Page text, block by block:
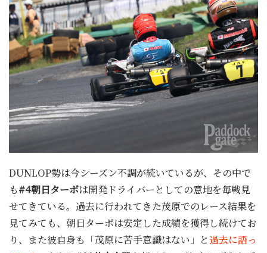
DUNLOP勢は今シーズン不調が続いているが、その中で
も#4朝日ターボは開発ドライバーとしての意地を毎戦見
せてきている。過去に行われてきた茂原でのレース結果を
見てみても、朝日ターボは安定した成績を獲得し続けてお
り、また彼自身も「茂原に苦手意識はない」と過去に語っ